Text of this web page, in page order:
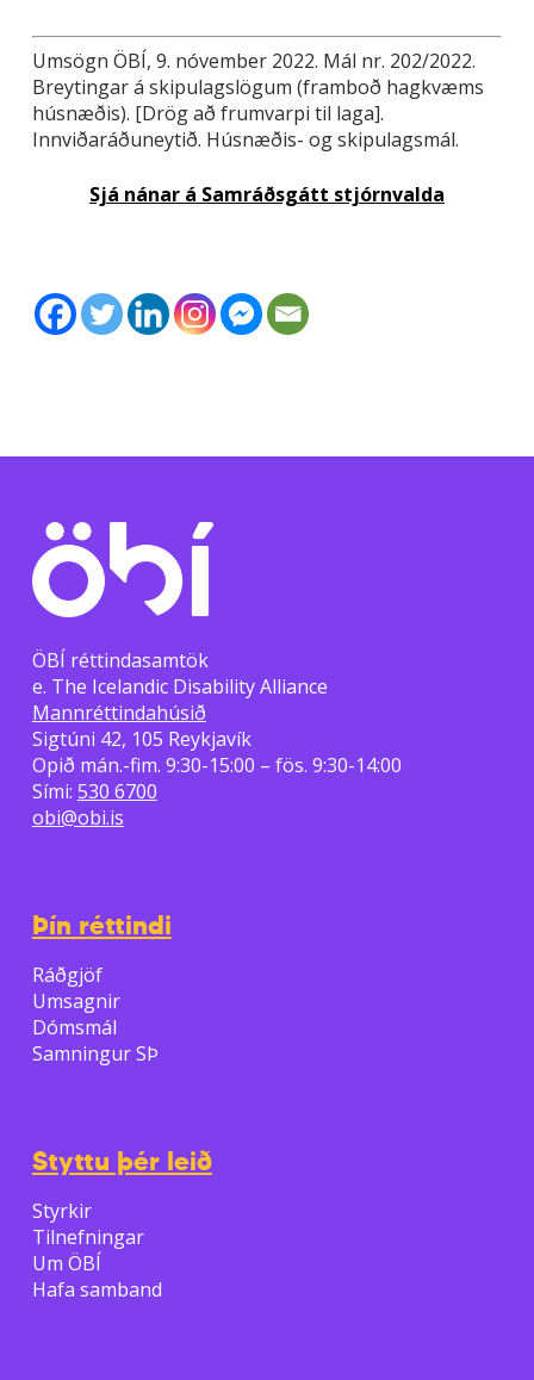
Umsögn ÖBÍ, 9. nóvember 2022. Mál nr. 202/2022.
Breytingar á skipulagslögum (framboð hagkvæms
húsnæðis). [Drög að frumvarpi til laga].
Innviðaráðuneytið. Húsnæðis- og skipulagsmál.
Sjá nánar á Samráðsgátt stjórnvalda
ÖBÍ réttindasamtök
e. The Icelandic Disability Alliance
Mannréttindahúsið
Sigtúni 42, 105 Reykjavík
Opið mán.-fim. 9:30-15:00 – fös. 9:30-14:00
Sími: 530 6700
obi@obi.is
Þín réttindi
Ráðgjöf
Umsagnir
Dómsmál
Samningur SÞ
Styttu þér leið
Styrkir
Tilnefningar
Um ÖBÍ
Hafa samband